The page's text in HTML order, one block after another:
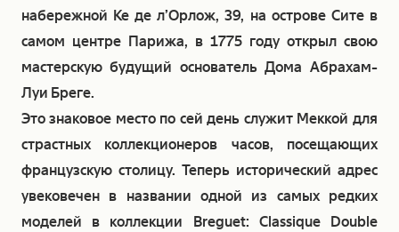
набережной Ке де л’Орлож, 39, на острове Сите в
самом центре Парижа, в 1775 году открыл свою
мастерскую будущий основатель Дома Абрахам-
Луи Бреге.
Это знаковое место по сей день служит Меккой для
страстных коллекционеров часов, посещающих
французскую столицу. Теперь исторический адрес
увековечен в названии одной из самых редких
моделей в коллекции Breguet: Classique Double